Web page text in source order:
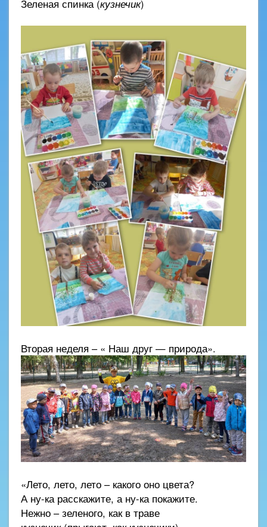
Зеленая спинка (кузнечик)
Вторая неделя – « Наш друг — природа».
«Лето, лето, лето – какого оно цвета?
А ну-ка расскажите, а ну-ка покажите.
Нежно – зеленого, как в траве